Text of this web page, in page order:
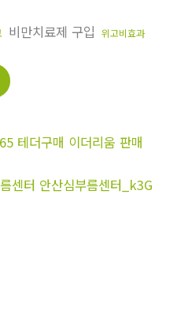
비만치료제 구입 위고비효과
테더구매 이더리움 판매
센터 안산심부름센터_k3G